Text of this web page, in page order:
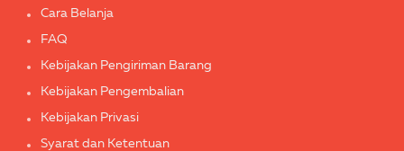
Cara Belanja
FAQ
Kebijakan Pengiriman Barang
Kebijakan Pengembalian
Kebijakan Privasi
Syarat dan Ketentuan